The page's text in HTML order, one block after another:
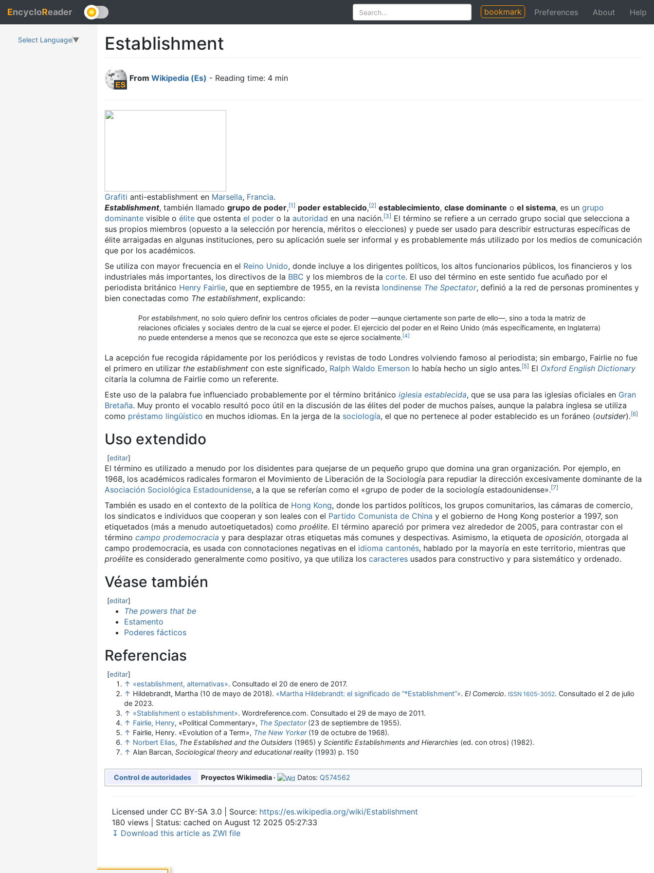
EncycloReader bookmark Preferences About Help
Select Language▼ Establishment
From Wikipedia (Es) - Reading time: 4 min
Grafiti anti-establishment en Marsella, Francia.
Establishment, también llamado grupo de poder,[1] poder establecido,[2] establecimiento, clase dominante o el sistema, es un grupo
dominante visible o élite que ostenta el poder o la autoridad en una nación.[3] ​ El término se refiere a un cerrado grupo social que selecciona a
sus propios miembros (opuesto a la selección por herencia, méritos o elecciones) y puede ser usado para describir estructuras específicas de
élite arraigadas en algunas instituciones, pero su aplicación suele ser informal y es probablemente más utilizado por los medios de comunicación
que por los académicos.
Se utiliza con mayor frecuencia en el Reino Unido, donde incluye a los dirigentes políticos, los altos funcionarios públicos, los financieros y los
industriales más importantes, los directivos de la BBC y los miembros de la corte. El uso del término en este sentido fue acuñado por el
periodista británico Henry Fairlie, que en septiembre de 1955, en la revista londinense The Spectator, definió a la red de personas prominentes y
bien conectadas como The establishment, explicando:
Porestablishment, no solo quiero definir los centros oficiales de poder —aunque ciertamente son parte de ello—, sino a toda la matriz de
relaciones oficiales y sociales dentro de la cual se ejerce el poder. El ejercicio del poder en el Reino Unido (más específicamente, en Inglaterra)
no puede entenderse a menos que se reconozca que este se ejerce socialmente.[4]
La acepción fue recogida rápidamente por los periódicos y revistas de todo Londres volviendo famoso al periodista; sin embargo, Fairlie no fue
el primero en utilizar the establishment con este significado, Ralph Waldo Emerson lo había hecho un siglo antes.[5] ​ El Oxford English Dictionary
citaría la columna de Fairlie como un referente.
Este uso de la palabra fue influenciado probablemente por el término británico iglesia establecida, que se usa para las iglesias oficiales en Gran
Bretaña. Muy pronto el vocablo resultó poco útil en la discusión de las élites del poder de muchos países, aunque la palabra inglesa se utiliza
como préstamo lingüístico en muchos idiomas. En la jerga de la sociología, el que no pertenece al poder establecido es un foráneo (outsider).[6]
Uso extendido
[editar]
El término es utilizado a menudo por los disidentes para quejarse de un pequeño grupo que domina una gran organización. Por ejemplo, en
1968, los académicos radicales formaron el Movimiento de Liberación de la Sociología para repudiar la dirección excesivamente dominante de la
Asociación Sociológica Estadounidense, a la que se referían como el «grupo de poder de la sociología estadounidense».[7]
También es usado en el contexto de la política de Hong Kong, donde los partidos políticos, los grupos comunitarios, las cámaras de comercio,
los sindicatos e individuos que cooperan y son leales con el Partido Comunista de China y el gobierno de Hong Kong posterior a 1997, son
etiquetados (más a menudo autoetiquetados) como proélite. El término apareció por primera vez alrededor de 2005, para contrastar con el
término campo prodemocracia y para desplazar otras etiquetas más comunes y despectivas. Asimismo, la etiqueta de oposición, otorgada al
campo prodemocracia, es usada con connotaciones negativas en el idioma cantonés, hablado por la mayoría en este territorio, mientras que
proélite es considerado generalmente como positivo, ya que utiliza los caracteres usados para constructivo y para sistemático y ordenado.
Véase también
[editar]
The powers that be
Estamento
Poderes fácticos
Referencias
[editar]
↑ «establishment, alternativas». Consultado el 20 de enero de 2017.
↑ Hildebrandt, Martha (10 de mayo de 2018). «Martha Hildebrandt: el significado de “*Establishment”». El Comercio. ISSN 1605-3052. Consultado el 2 de julio
de 2023.
↑ «Stablishment o establishment». Wordreference.com. Consultado el 29 de mayo de 2011.
↑ Fairlie, Henry, «Political Commentary», The Spectator(23 de septiembre de 1955).
↑ Fairlie, Henry. «Evolution of a Term», The New Yorker(19 de octubre de 1968).
↑ Norbert Elias, The Established and the Outsiders (1965) y Scientific Establishments and Hierarchies (ed. con otros) (1982).
↑ Alan Barcan, Sociological theory and educational reality (1993) p. 150
Control de autoridades Proyectos Wikimedia Datos: Q574562
Licensed under CC BY-SA 3.0 | Source: https://es.wikipedia.org/wiki/Establishment
180 views | Status: cached on August 12 2025 05:27:33
↧ Download this article as ZWI file